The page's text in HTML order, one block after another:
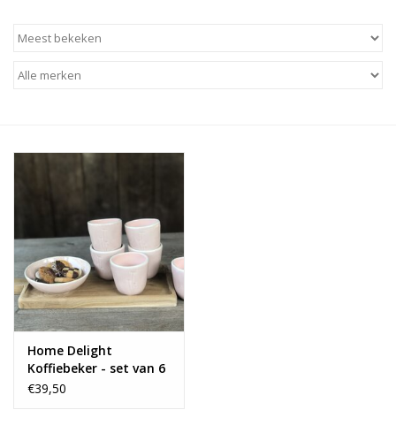
Kleuren
Home Delight
Koffiebeker - set van 6
+ 1 koekschaaltje
€39,50